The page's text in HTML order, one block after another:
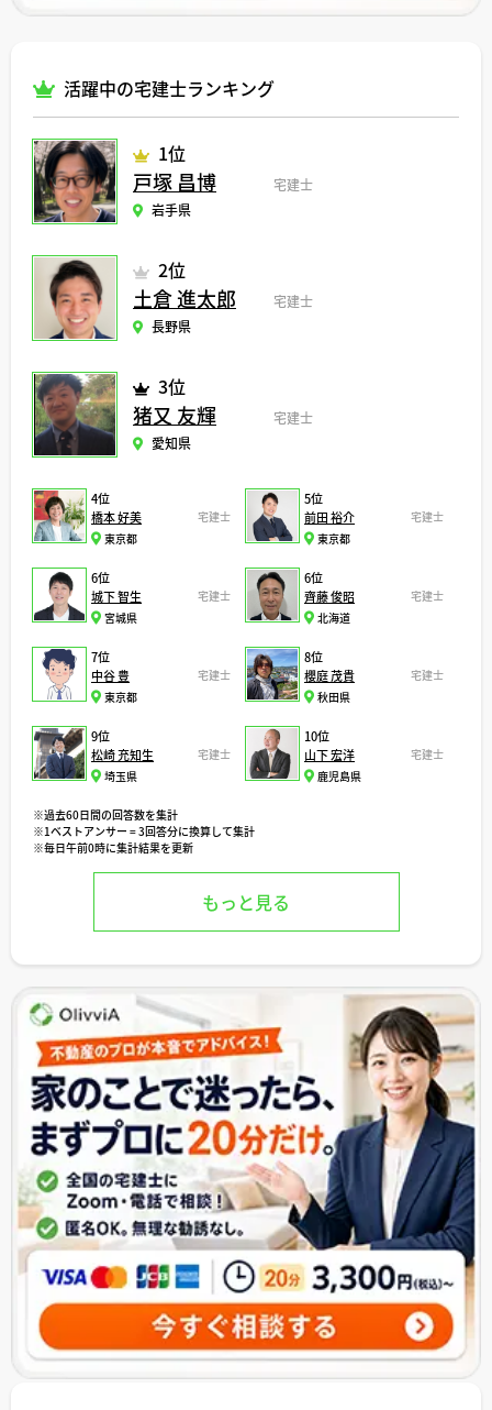
活躍中の宅建士ランキング
1位
戸塚 昌博
宅建士
岩手県
2位
土倉 進太郎
宅建士
長野県
3位
猪又 友輝
宅建士
愛知県
4位
橋本 好美
宅建士
東京都
5位
前田 裕介
宅建士
東京都
6位
城下 智生
宅建士
宮城県
6位
齊藤 俊昭
宅建士
北海道
7位
中谷 豊
宅建士
東京都
8位
櫻庭 茂貴
宅建士
秋田県
9位
松崎 充知生
宅建士
埼玉県
10位
山下 宏洋
宅建士
鹿児島県
※過去60日間の回答数を集計
※1ベストアンサー = 3回答分に換算して集計
※毎日午前0時に集計結果を更新
もっと見る